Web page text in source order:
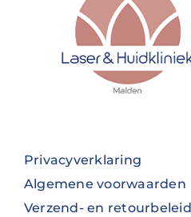
Privacyverklaring
Algemene voorwaarden
Verzend- en retourbeleid